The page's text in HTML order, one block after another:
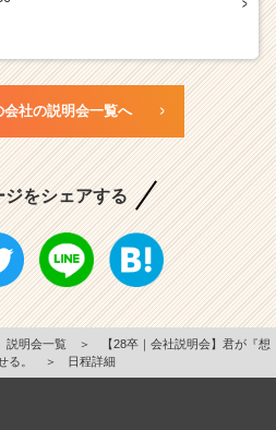
会社の説明会一覧へ
ジをシェアする
説明会一覧 ＞
【28卒｜会社説明会】君が『想
る。
＞ 日程詳細